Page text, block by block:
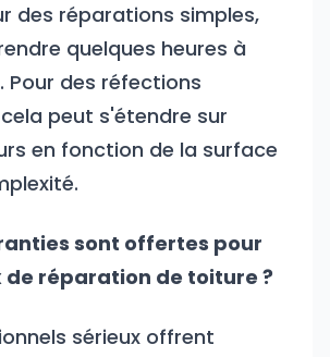
des réparations simples,
quelques heures à
Pour des réfections
peut s'étendre sur
en fonction de la surface
sont offertes pour
de réparation de toiture ?
sérieux offrent